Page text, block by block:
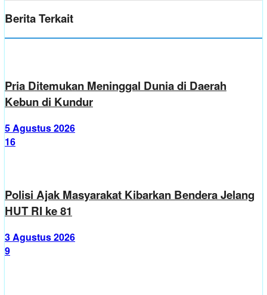
Berita Terkait
Pria Ditemukan Meninggal Dunia di Daerah
Kebun di Kundur
5 Agustus 2026
16
Polisi Ajak Masyarakat Kibarkan Bendera Jelang
HUT RI ke 81
3 Agustus 2026
9